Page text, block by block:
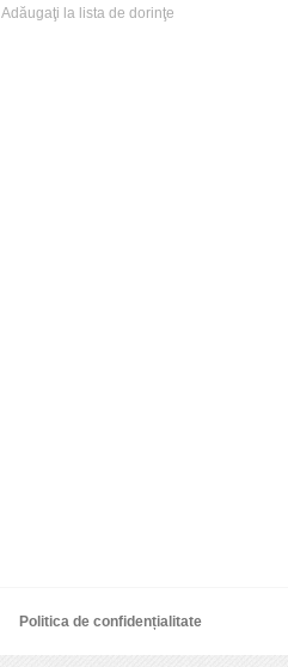
Adăugaţi la lista de dorinţe
Politica de confidențialitate